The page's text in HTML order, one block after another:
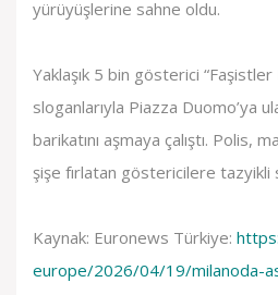
yürüyüşlerine sahne oldu.
Yaklaşık 5 bin gösterici “Faşistler
sloganlarıyla Piazza Duomo’ya
barikatını aşmaya çalıştı. Polis,
şişe fırlatan göstericilere tazyikli
Kaynak: Euronews Türkiye:
europe/2026/04/19/milanoda-